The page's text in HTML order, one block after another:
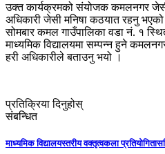
उक्त कार्यक्रमको संयोजक कमलनगर
अधिकारी जेसी मनिषा कठयात रहनु
सोमबार कमल गाउँपालिका वडा नं. १
माध्यमिक विद्यालयमा सम्पन्न हुने
हरी अधिकारीले बताउनु भयो ।
प्रतिक्रिया दिनुहोस्
संबन्धित
माध्यमिक विद्यालयस्तरीय वक्तृत्वकला